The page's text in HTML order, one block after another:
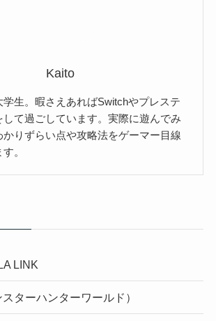
Kaito
生。暇さえあればSwitchやプレステ
して過ごしています。実際に遊んでみ
りずらい点や攻略法をゲーマー目線
。
LINK
ターハンターワールド）